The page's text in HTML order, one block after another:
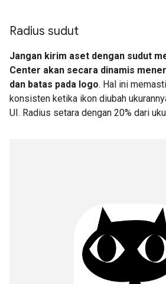
Radius sudut
Jangan kirim aset dengan sudut
Center akan secara dinamis
dan batas pada logo. Hal ini
konsisten ketika ikon diubah
UI. Radius setara dengan 20% dari